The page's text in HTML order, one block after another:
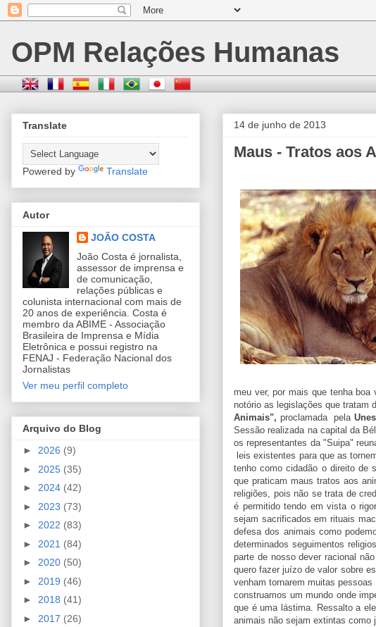
OPM Relações Humanas
14 de junho de 2013
Maus - Tratos aos
meu ver, por mais que tenha
notório as legislações que tratam
Animais", proclamada pela
Sessão realizada na capital da
os representantes da "Suipa"
leis existentes para que as
tenho como cidadão o direito de
que praticam maus tratos aos
religiões, pois não se trata de
é permitido tendo em vista o
sejam sacrificados em rituais
defesa dos animais como
determinados seguimentos
parte de nosso dever racional
quero fazer juízo de valor sobre
venham tornarem muitas
construamos um mundo onde
que é uma lástima. Ressalto a
animais não sejam extintas como
Translate
Powered by Translate
Autor
JOÃO COSTA
João Costa é jornalista,
assessor de imprensa e
de comunicação,
relações públicas e
colunista internacional com mais de
20 anos de experiência. Costa é
membro da ABIME - Associação
Brasileira de Imprensa e Mídia
Eletrônica e possui registro na
FENAJ - Federação Nacional dos
Jornalistas
Ver meu perfil completo
Arquivo do Blog
► 2026 (9)
► 2025 (35)
► 2024 (42)
► 2023 (73)
► 2022 (83)
► 2021 (84)
► 2020 (50)
► 2019 (46)
► 2018 (41)
► 2017 (26)